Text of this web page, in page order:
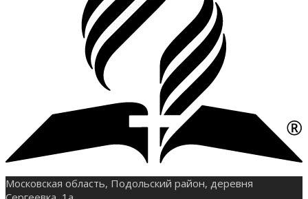
Московская область, Подольский район, деревня